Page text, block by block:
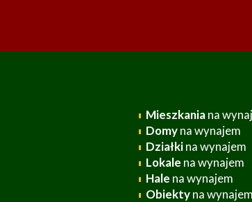
Mieszkaniana
Domyna wynajem
Działkina wynajem
Lokale na wynajem
Hale na wynajem
Obiektyna wynajem